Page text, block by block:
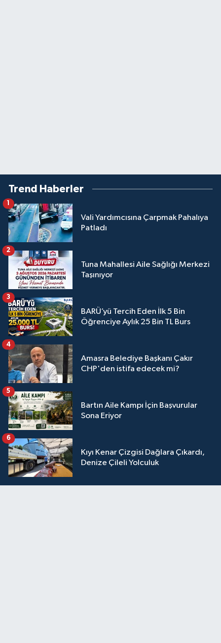
Trend Haberler
Vali Yardımcısına Çarpmak Pahalıya
Patladı
1
Tuna Mahallesi Aile Sağlığı Merkezi
Taşınıyor
2
BARÜ’yü Tercih Eden İlk 5 Bin
Öğrenciye Aylık 25 Bin TL Burs
3
Amasra Belediye Başkanı Çakır
CHP'den istifa edecek mi?
4
Bartın Aile Kampı İçin Başvurular
Sona Eriyor
5
Kıyı Kenar Çizgisi Dağlara Çıkardı,
Denize Çileli Yolculuk
6